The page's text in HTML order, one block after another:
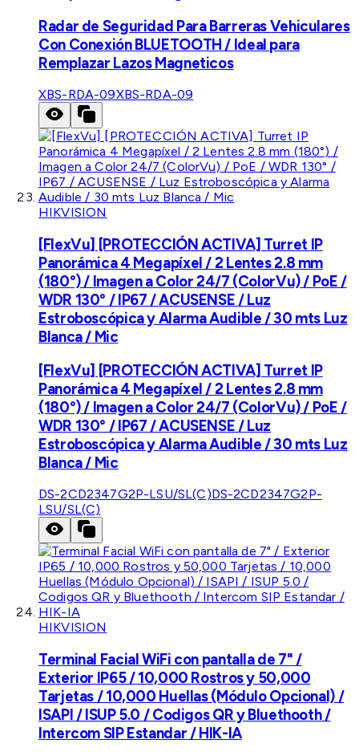
Radar de Seguridad Para Barreras Vehiculares
Con Conexión BLUETOOTH / Ideal para
Remplazar Lazos Magneticos
XBS-RDA-09XBS-RDA-09
HIKVISION
[FlexVu] [PROTECCIÓN ACTIVA] Turret IP
Panorámica 4 Megapíxel / 2 Lentes 2.8 mm
(180°) / Imagen a Color 24/7 (ColorVu) / PoE /
WDR 130° / IP67 / ACUSENSE / Luz
Estroboscópica y Alarma Audible / 30 mts Luz
Blanca / Mic
[FlexVu] [PROTECCIÓN ACTIVA] Turret IP
Panorámica 4 Megapíxel / 2 Lentes 2.8 mm
(180°) / Imagen a Color 24/7 (ColorVu) / PoE /
WDR 130° / IP67 / ACUSENSE / Luz
Estroboscópica y Alarma Audible / 30 mts Luz
Blanca / Mic
DS-2CD2347G2P-LSU/SL(C)DS-2CD2347G2P-
LSU/SL(C)
HIKVISION
Terminal Facial WiFi con pantalla de 7" /
Exterior IP65 / 10,000 Rostros y 50,000
Tarjetas / 10,000 Huellas (Módulo Opcional) /
ISAPI / ISUP 5.0 / Codigos QR y Bluethooth /
Intercom SIP Estandar / HIK-IA